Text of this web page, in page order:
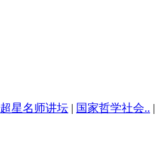
超星名师讲坛 | 国家哲学社会.. |